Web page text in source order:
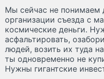
Мы сейчас не понимаем
организации съезда с
космические деньги.
асфальтировать,
людей, возить их туда
ты одновременно не
Нужны гигантские